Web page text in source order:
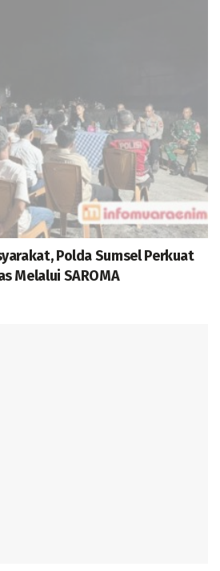
Polda Sumsel Perkuat
Melalui SAROMA